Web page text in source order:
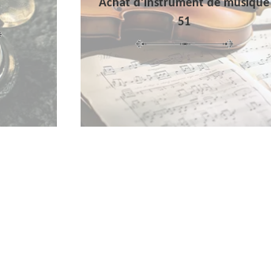
Achat d'instrument de musique
51